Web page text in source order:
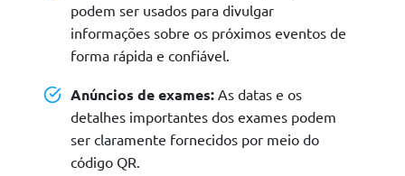
podem ser usados para divulgar
informações sobre os próximos eventos de
forma rápida e confiável.
Anúncios de exames: As datas e os
detalhes importantes dos exames podem
ser claramente fornecidos por meio do
código QR.